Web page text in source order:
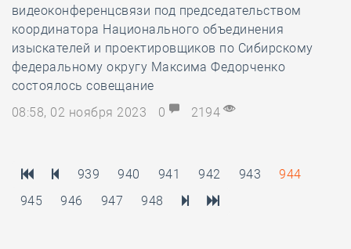
видеоконференцсвязи под председательством
координатора Национального объединения
изыскателей и проектировщиков по Сибирскому
федеральному округу Максима Федорченко
состоялось совещание
08:58, 02 ноября 2023
0 2194
939 940 941 942 943
944
945
946 947 948